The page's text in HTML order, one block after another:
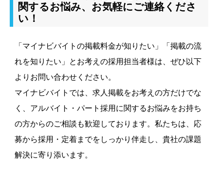
関するお悩み、お気軽にご連絡くださ
い！
「マイナビバイトの掲載料金が知りたい」「掲載の流
れを知りたい」とお考えの採用担当者様は、ぜひ以下
よりお問い合わせください。
マイナビバイトでは、求人掲載をお考えの方だけでな
く、アルバイト・パート採用に関するお悩みをお持ち
の方からのご相談も歓迎しております。私たちは、応
募から採用・定着までをしっかり伴走し、貴社の課題
解決に寄り添います。